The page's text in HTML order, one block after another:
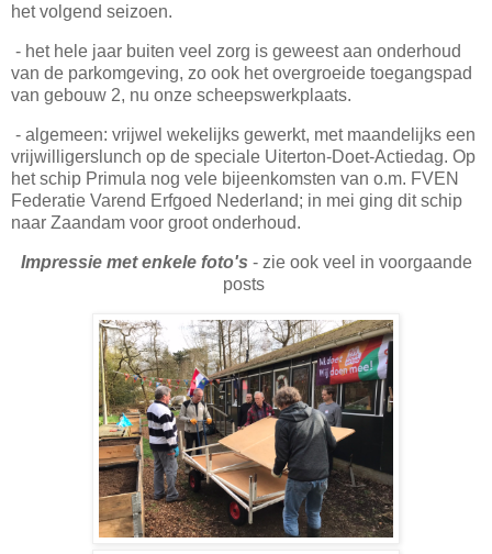
het volgend seizoen.
- het hele jaar buiten veel zorg is geweest aan onderhoud
van de parkomgeving, zo ook het overgroeide toegangspad
van gebouw 2, nu onze scheepswerkplaats.
- algemeen: vrijwel wekelijks gewerkt, met maandelijks een
vrijwilligerslunch op de speciale Uiterton-Doet-Actiedag. Op
het schip Primula nog vele bijeenkomsten van o.m. FVEN
Federatie Varend Erfgoed Nederland; in mei ging dit schip
naar Zaandam voor groot onderhoud.
Impressie met enkele foto's - zie ook veel in voorgaande
posts